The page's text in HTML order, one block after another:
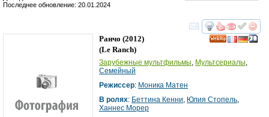
Последнее обновление: 20.01.2024
смотреть
Ранчо (2012)
(Le Ranch)
Зарубежные мультфильмы Мультсериалы
Семейный
Режиссер: Моника Матен
В ролях: Беттина Кенни Юлия Стопель
Ханнес Морер